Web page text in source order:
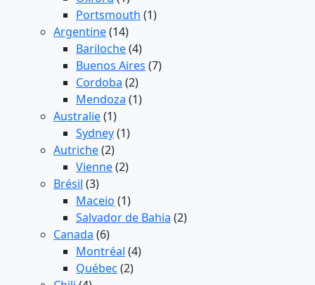
Portsmouth (1)
Argentine(14)
Bariloche(4)
Buenos Aires (7)
Cordoba (2)
Mendoza (1)
Australie(1)
Sydney(1)
Autriche(2)
Vienne(2)
Brésil (3)
Maceio (1)
Salvador de Bahia (2)
Canada (6)
Montréal (4)
Québec (2)